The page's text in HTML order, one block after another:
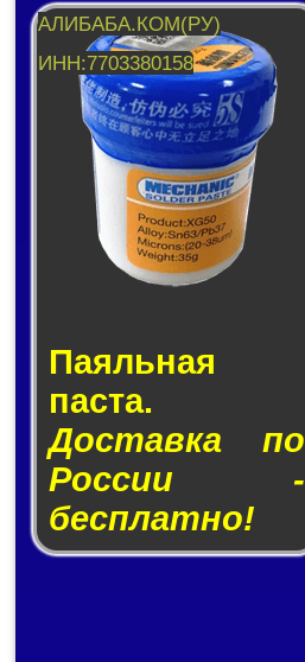
Паяльная
паста.
Доставка по
России -
бесплатно!